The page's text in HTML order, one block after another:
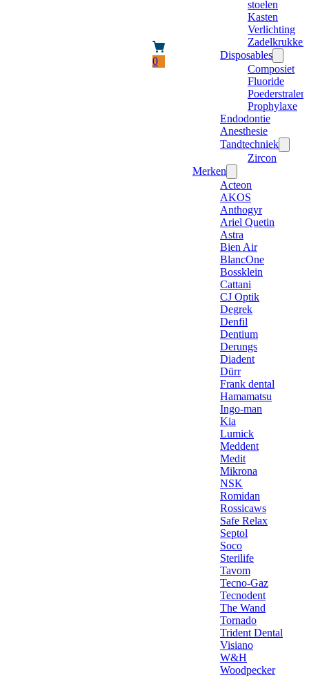
0
stoelen
Kasten
Verlichting
Zadelkrukken
Disposables
Composiet
Fluoride
Poederstraler
Prophylaxe
Endodontie
Anesthesie
Tandtechniek
Zircon
Merken
Acteon
AKOS
Anthogyr
Ariel Quetin
Astra
Bien Air
BlancOne
Bossklein
Cattani
CJ Optik
Degrek
Denfil
Dentium
Derungs
Diadent
Dürr
Frank dental
Hamamatsu
Ingo-man
Kia
Lumick
Meddent
Medit
Mikrona
NSK
Romidan
Rossicaws
Safe Relax
Septol
Soco
Sterilife
Tavom
Tecno-Gaz
Tecnodent
The Wand
Tornado
Trident Dental
Visiano
W&H
Woodpecker